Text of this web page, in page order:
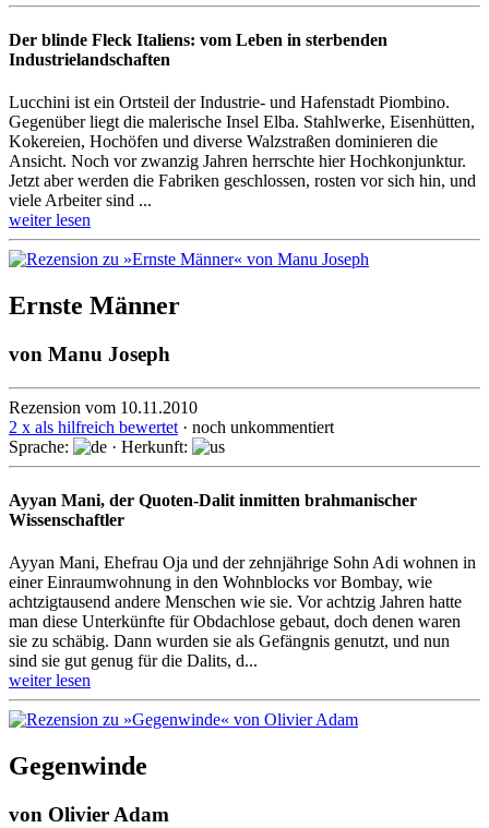
Der blinde Fleck Italiens: vom Leben in sterbenden
Industrielandschaften
Lucchini ist ein Ortsteil der Industrie- und Hafenstadt Piombino.
Gegenüber liegt die malerische Insel Elba. Stahlwerke, Eisenhütten,
Kokereien, Hochöfen und diverse Walzstraßen dominieren die
Ansicht. Noch vor zwanzig Jahren herrschte hier Hochkonjunktur.
Jetzt aber werden die Fabriken geschlossen, rosten vor sich hin, und
viele Arbeiter sind ...
weiter lesen
Ernste Männer
von Manu Joseph
Rezension vom 10.11.2010
2 x als hilfreich bewertet · noch unkommentiert
Sprache:
· Herkunft:
Ayyan Mani, der Quoten-Dalit inmitten brahmanischer
Wissenschaftler
Ayyan Mani, Ehefrau Oja und der zehnjährige Sohn Adi wohnen in
einer Einraumwohnung in den Wohnblocks vor Bombay, wie
achtzigtausend andere Menschen wie sie. Vor achtzig Jahren hatte
man diese Unterkünfte für Obdachlose gebaut, doch denen waren
sie zu schäbig. Dann wurden sie als Gefängnis genutzt, und nun
sind sie gut genug für die Dalits, d...
weiter lesen
Gegenwinde
von Olivier Adam